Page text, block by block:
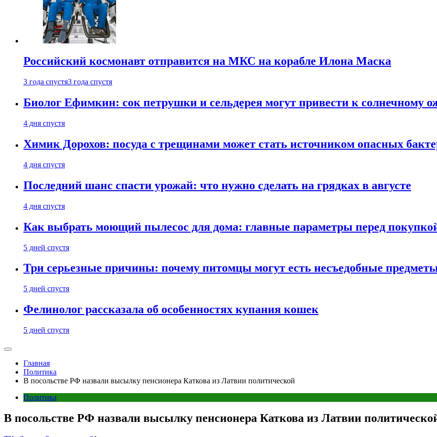
Российский космонавт отправится на МКС на корабле Илона Маска
3 года спустя3 года спустя
Биолог Ефимкин: сок петрушки и сельдерея могут привести к солнечному
4 дня спустя
Химик Дорохов: посуда с трещинами может стать источником опасных
4 дня спустя
Последний шанс спасти урожай: что нужно сделать на грядках в августе
4 дня спустя
Как выбрать моющий пылесос для дома: главные параметры перед
5 дней спустя
Три серьезные причины: почему питомцы могут есть несъедобные
5 дней спустя
Фелинолог рассказала об особенностях купания кошек
5 дней спустя
Главная
Политика
В посольстве РФ назвали высылку пенсионера Каткова из Латвии политической
Политика
В посольстве РФ назвали высылку пенсионера Каткова из Латвии